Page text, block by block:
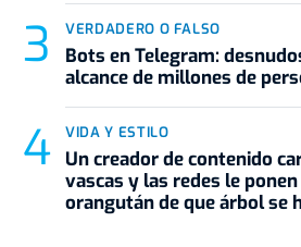
VERDADERO O FALSO
Bots en Telegram:
alcance de millones de
VIDA Y ESTILO
Un creador de contenido
vascas y las redes le
orangután de que árbol se